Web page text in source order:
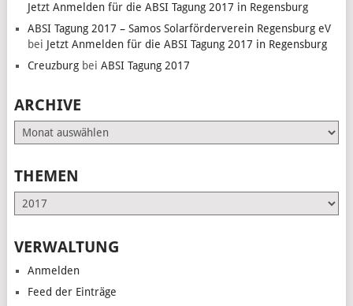
Jetzt Anmelden für die ABSI Tagung 2017 in Regensburg
ABSI Tagung 2017 – Samos Solarförderverein Regensburg eV
bei Jetzt Anmelden für die ABSI Tagung 2017 in Regensburg
Creuzburgbei ABSI Tagung 2017
ARCHIVE
Archive
THEMEN
Themen
VERWALTUNG
Anmelden
Feed der Einträge